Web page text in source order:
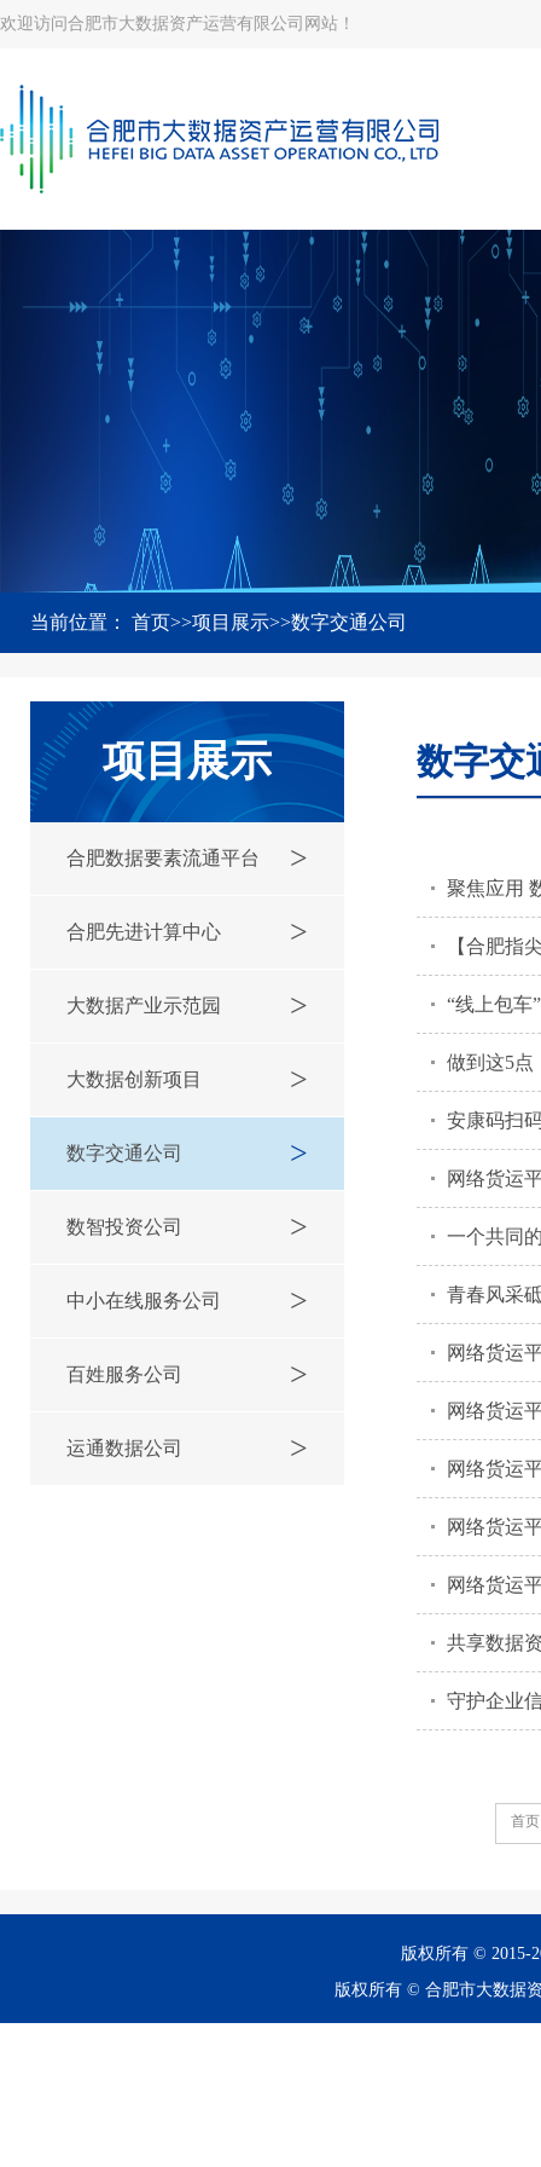
欢迎访问合肥市大数据资产运营有限公司网站！
当前位置： 首页>>项目展示>>数字交通公司
项目展示
合肥数据要素流通平台 >
合肥先进计算中心 >
大数据产业示范园 >
大数据创新项目 >
数字交通公司 >
数智投资公司 >
中小在线服务公司 >
百姓服务公司 >
运通数据公司 >
数字交
聚焦应用
【合肥指
“线上包车
做到这5点
安康码扫
网络货运
一个共同
青春风采
网络货运
网络货运
网络货运
网络货运
网络货运
共享数据
守护企业
首页
版权所有 © 2015-
版权所有 © 合肥市大数据